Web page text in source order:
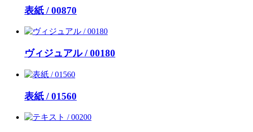
表紙 / 00870
ヴィジュアル / 00180
表紙 / 01560